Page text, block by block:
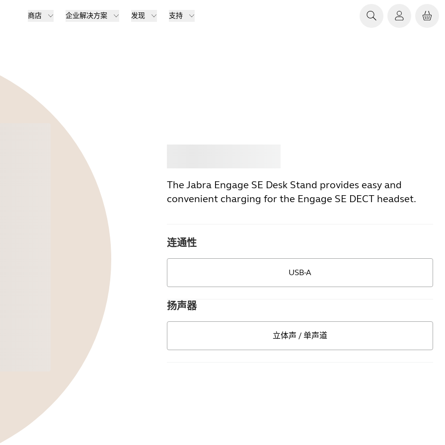
商店 企业解决方案 发现 支持
The Jabra Engage SE Desk Stand provides easy and
convenient charging for the Engage SE DECT headset.
连通性
USB-A
扬声器
立体声 / 单声道